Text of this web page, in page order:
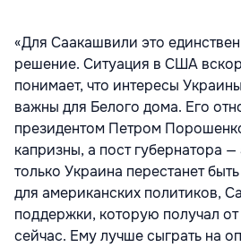
«Для Саакашвили это
решение. Ситуация в США
понимает, что интересы
важны для Белого дома. Его
президентом Петром
капризны, а пост губернатора
только Украина перестанет
для американских политиков,
поддержки, которую получал от
сейчас. Ему лучше сыграть на